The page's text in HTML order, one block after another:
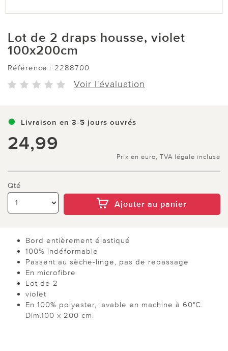
Lot de 2 draps housse, violet
100x200cm
Référence : 2288700
Voir l'évaluation
Livraison en 3-5 jours ouvrés
24,99
Prix en euro, TVA légale incluse
Qté
Ajouter au panier
Bord entièrement élastiqué
100% indéformable
Passent au sèche-linge, pas de repassage
En microfibre
Lot de 2
violet
En 100% polyester, lavable en machine à 60°C.
Dim.100 x 200 cm.